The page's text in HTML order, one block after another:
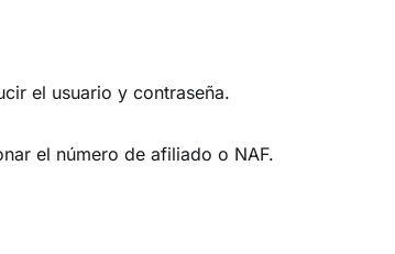
el usuario y contraseña.
el número de afiliado o NAF.